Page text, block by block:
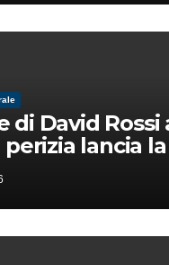
di David Rossi
perizia lancia la